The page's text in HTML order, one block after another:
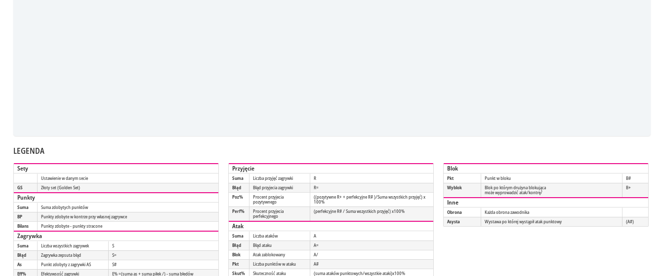
LEGENDA
Sety
Ustawienie w danym secie
GS
Złoty set (Golden Set)
Punkty
Suma
Suma zdobytych punktów
BP
Punkty zdobyte w kontrze przy własnej zagrywce
Bilans
Punkty zdobyte - punkty stracone
Zagrywka
Suma Liczba wszystkich zagrywek
S
Błąd
Zagrywka zepsuta błąd
S=
As
Punkt zdobyty z zagrywki AS
S#
Eff%
Efektywsość zagrywki E% =(suma as + suma piłek /) - suma błedów
Przyjęcie
Suma Liczba przyjęć zagrywki
R
Błąd
Błąd przyjecia zagrywki
R=
Poz%
Procent przyjecia
pozytywnego
((pozytywne R+ + perfekcyjne R# )/Suma wszystkich przyjęć) x
100%
Perf%
Procent przyjecia
perfekcyjnego
(perfekcyjne R# / Suma wszystkich przyjęć) x100%
Atak
Suma Liczba ataków
A
Błąd
Błąd ataku
A=
Blok
Atak zablokowany
A/
Pkt
Liczba punktów w ataku
A#
Skut%
Skuteczność ataku (suma ataków punktowych/wszystkie ataki)x100%
Blok
Pkt Punkt w bloku
B#
Wyblok
Blok po którym drużyna blokująca
może wyprowadzić atak/kontrę/
B+
Inne
Obrona
Każda obrona zawodnika
Asysta
Wystawa po której wystąpił atak punktowy (A#)